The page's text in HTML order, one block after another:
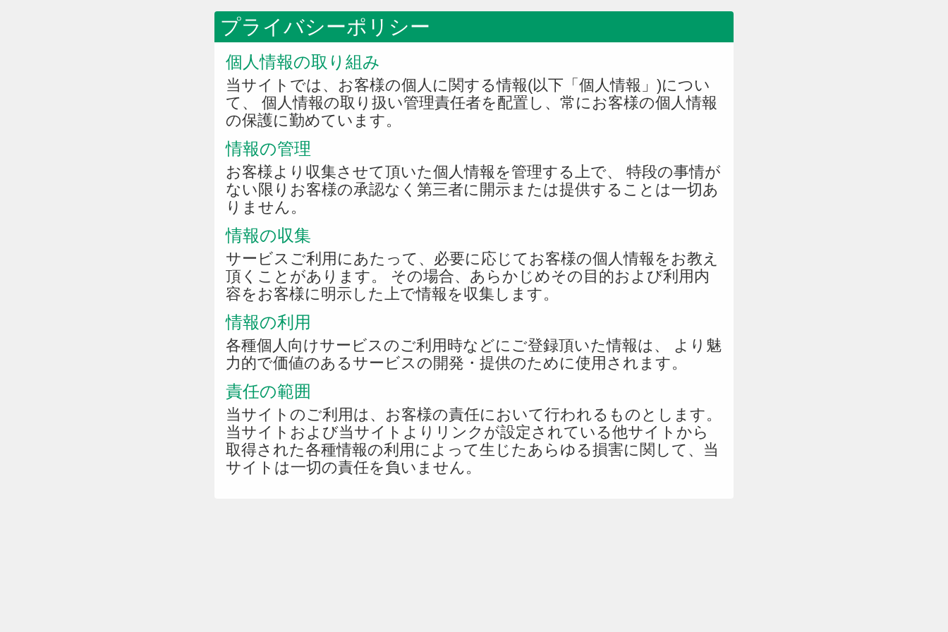
プライバシーポリシー
個人情報の取り組み
当サイトでは、お客様の個人に関する情報(以下「個人情報」)につい
て、 個人情報の取り扱い管理責任者を配置し、常にお客様の個人情報
の保護に勤めています。
情報の管理
お客様より収集させて頂いた個人情報を管理する上で、 特段の事情が
ない限りお客様の承認なく第三者に開示または提供することは一切あ
りません。
情報の収集
サービスご利用にあたって、必要に応じてお客様の個人情報をお教え
頂くことがあります。 その場合、あらかじめその目的および利用内
容をお客様に明示した上で情報を収集します。
情報の利用
各種個人向けサービスのご利用時などにご登録頂いた情報は、 より魅
力的で価値のあるサービスの開発・提供のために使用されます。
責任の範囲
当サイトのご利用は、お客様の責任において行われるものとします。
当サイトおよび当サイトよりリンクが設定されている他サイトから
取得された各種情報の利用によって生じたあらゆる損害に関して、当
サイトは一切の責任を負いません。